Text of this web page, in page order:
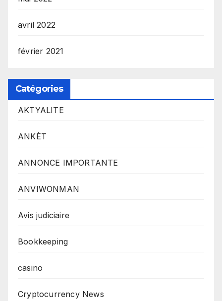
avril 2022
février 2021
Catégories
AKTYALITE
ANKÈT
ANNONCE IMPORTANTE
ANVIWONMAN
Avis judiciaire
Bookkeeping
casino
Cryptocurrency News